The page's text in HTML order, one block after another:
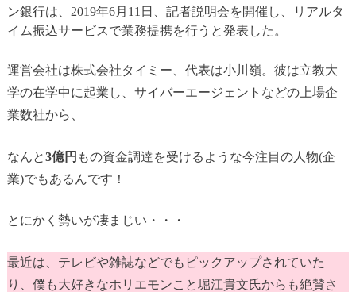
ン銀行は、2019年6月11日、記者説明会を開催し、リアルタ
イム振込サービスで業務提携を行うと発表した。
運営会社は株式会社タイミー、代表は小川嶺。彼は立教大
学の在学中に起業し、サイバーエージェントなどの上場企
業数社から、
なんと3億円 もの資金調達を受けるような今注目の人物(企
業)でもあるんです！
とにかく勢いが凄まじい・・・
最近は、テレビや雑誌などでもピックアップされていた
り、僕も大好きなホリエモンこと堀江貴文氏からも絶賛さ